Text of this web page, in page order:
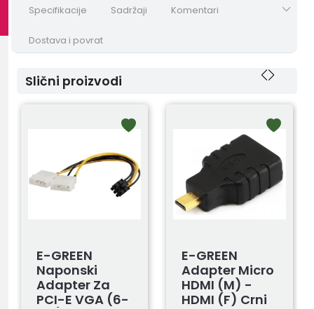
Specifikacije Sadržaji Komentari
Dostava i povrat
Slični proizvodi
E-GREEN
Naponski
Adapter Za
PCI-E VGA (6-
E-GREEN
Adapter Micro
HDMI (M) -
HDMI (F) Crni